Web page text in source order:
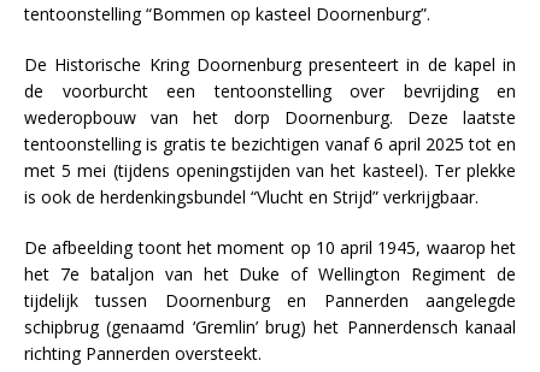
tentoonstelling “Bommen op kasteel Doornenburg”.
De Historische Kring Doornenburg presenteert in de kapel in
de voorburcht een tentoonstelling over bevrijding en
wederopbouw van het dorp Doornenburg. Deze laatste
tentoonstelling is gratis te bezichtigen vanaf 6 april 2025 tot en
met 5 mei (tijdens openingstijden van het kasteel). Ter plekke
is ook de herdenkingsbundel “Vlucht en Strijd” verkrijgbaar.
De afbeelding toont het moment op 10 april 1945, waarop het
het 7e bataljon van het Duke of Wellington Regiment de
tijdelijk tussen Doornenburg en Pannerden aangelegde
schipbrug (genaamd ‘Gremlin’ brug) het Pannerdensch kanaal
richting Pannerden oversteekt.